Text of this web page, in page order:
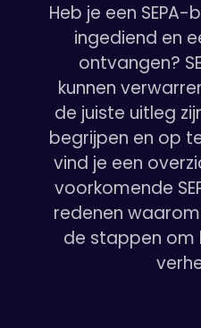
Heb je een
ingediend en
ontvangen?
kunnen
de juiste uitleg
begrijpen en op
vind je een
voorkomende
redenen
de stappen